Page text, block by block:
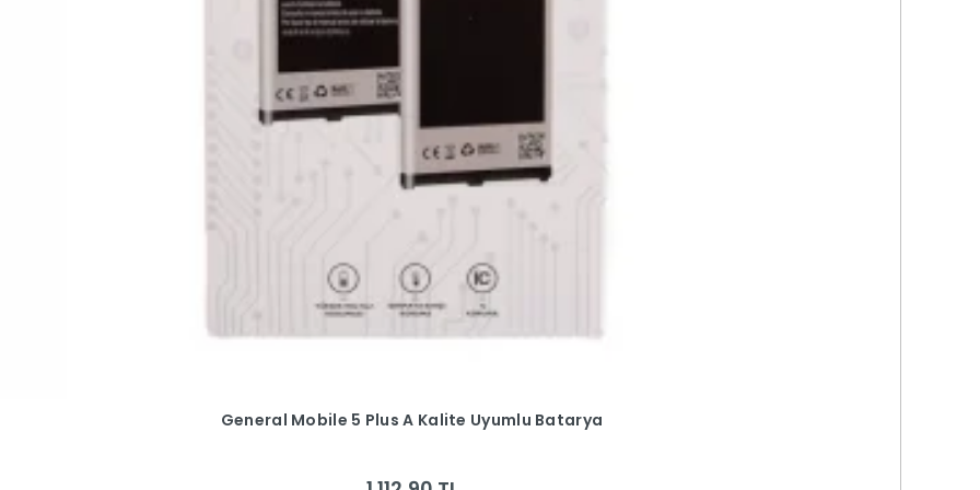
General Mobile 5 Plus A Kalite Uyumlu Batarya